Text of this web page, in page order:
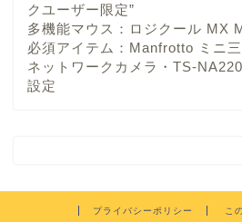
クユーザー限定”
多機能マウス：ロジクール MX
必須アイテム：Manfrotto ミニ
ネットワークカメラ・TS-
設定
プライバシーポリシー こ